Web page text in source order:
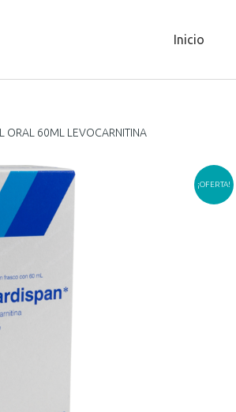
Inicio
ORAL 60ML LEVOCARNITINA
¡OFERTA!